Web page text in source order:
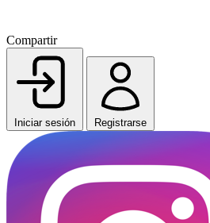
Compartir
Iniciar sesión Registrarse